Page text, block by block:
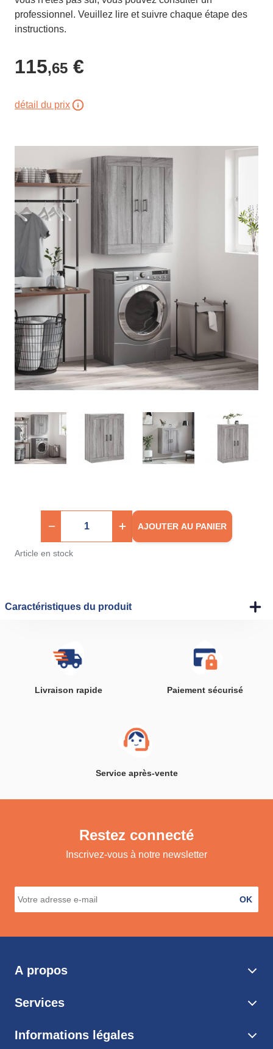
professionnel. Veuillez lire et suivre chaque étape des
instructions.
115,65 €
détail du prix
AJOUTER AU PANIER
Article en stock
Caractéristiques du produit
Livraison rapide Paiement sécurisé
Service après-vente
Restez connecté
Inscrivez-vous à notre newsletter
OK
A propos
Services
Informations légales